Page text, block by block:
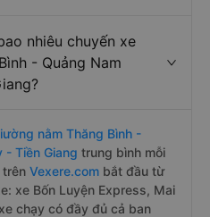
nhiêu chuyến xe
- Quảng Nam
nằm Thăng Bình -
- Tiền Giang trung bình mỗi
trên Vexere.com bắt đầu từ
xe Bốn Luyện Express, Mai
chạy có đầy đủ cả ban